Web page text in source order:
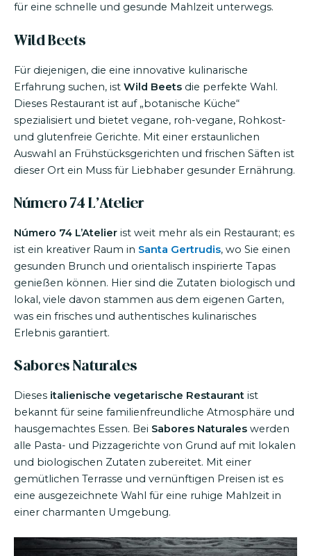
für eine schnelle und gesunde Mahlzeit unterwegs.
Wild Beets
Für diejenigen, die eine innovative kulinarische
Erfahrung suchen, ist Wild Beets die perfekte Wahl.
Dieses Restaurant ist auf „botanische Küche“
spezialisiert und bietet vegane, roh-vegane, Rohkost-
und glutenfreie Gerichte. Mit einer erstaunlichen
Auswahl an Frühstücksgerichten und frischen Säften ist
dieser Ort ein Muss für Liebhaber gesunder Ernährung.
Número 74 L’Atelier
Número 74 L’Atelier ist weit mehr als ein Restaurant; es
ist ein kreativer Raum in Santa Gertrudis, wo Sie einen
gesunden Brunch und orientalisch inspirierte Tapas
genießen können. Hier sind die Zutaten biologisch und
lokal, viele davon stammen aus dem eigenen Garten,
was ein frisches und authentisches kulinarisches
Erlebnis garantiert.
Sabores Naturales
Dieses italienische vegetarische Restaurant ist
bekannt für seine familienfreundliche Atmosphäre und
hausgemachtes Essen. Bei Sabores Naturales werden
alle Pasta- und Pizzagerichte von Grund auf mit lokalen
und biologischen Zutaten zubereitet. Mit einer
gemütlichen Terrasse und vernünftigen Preisen ist es
eine ausgezeichnete Wahl für eine ruhige Mahlzeit in
einer charmanten Umgebung.